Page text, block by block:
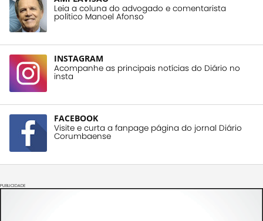
Leia a coluna do advogado e comentarista
político Manoel Afonso
INSTAGRAM
Acompanhe as principais notícias do Diário no
insta
FACEBOOK
Visite e curta a fanpage página do jornal Diário
Corumbaense
PUBLICIDADE